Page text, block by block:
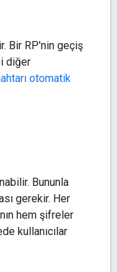
Bir RP'nin geçiş
diğer
otomatik
Bununla
gerekir. Her
hem şifreler
kullanıcılar